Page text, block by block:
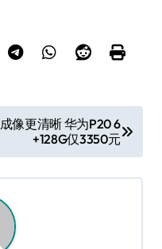
成像更清晰 华为P20 6
+128G仅3350元